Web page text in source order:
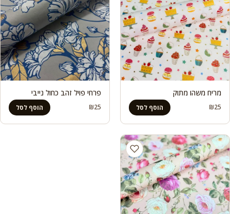
מריח משהו מתוק
₪25 הוסף לסל
פרחי פויל זהב כחול נייבי
₪25 הוסף לסל